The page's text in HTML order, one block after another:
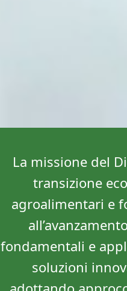
La missione del
transizione
agroalimentari e
fondamentali e
soluzioni